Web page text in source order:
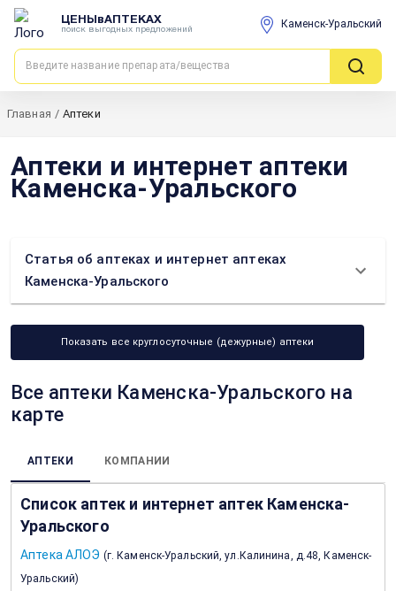
ЦЕНЫвАПТЕКАХ
поиск выгодных предложений Каменск-Уральский
Главная / Аптеки
Аптеки и интернет аптеки
Каменска-Уральского
Статья об аптеках и интернет аптеках
Каменска-Уральского
Показать все круглосуточные (дежурные) аптеки
Все аптеки Каменска-Уральского на
карте
АПТЕКИ КОМПАНИИ
Список аптек и интернет аптек Каменска-
Уральского
Аптека АЛОЭ (г. Каменск-Уральский, ул.Калинина, д.48, Каменск-
Уральский)